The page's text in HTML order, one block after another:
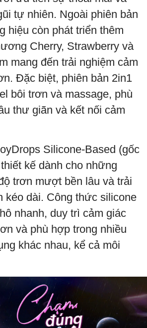
tự nhiên. Ngoài phiên bản
hiệu còn phát triển thêm
Cherry, Strawberry và
mang đến trải nghiệm cảm
Đặc biệt, phiên bản 2in1
bôi trơn và massage, phù
thư giãn và kết nối cảm
Silicone-Based (gốc
kế dành cho những
trơn mượt bền lâu và trải
kéo dài. Công thức silicone
nhanh, duy trì cảm giác
và phù hợp trong nhiều
khác nhau, kể cả môi